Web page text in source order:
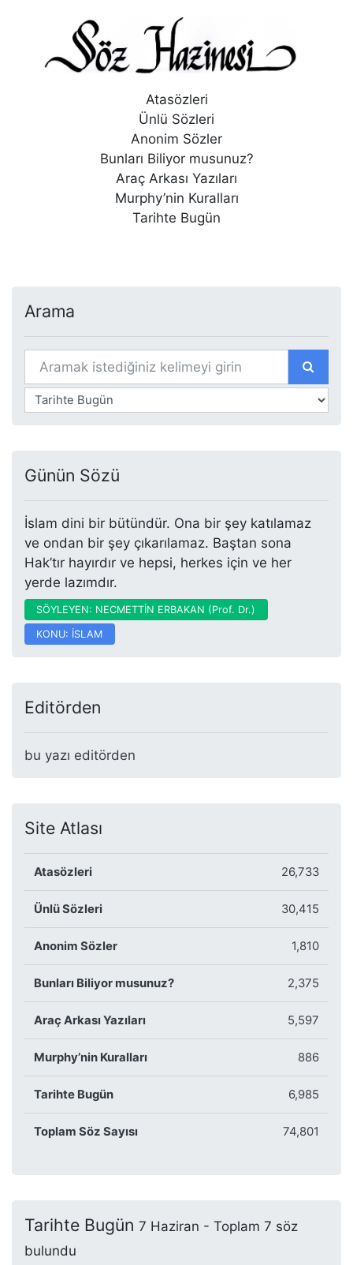
Atasözleri
Ünlü Sözleri
Anonim Sözler
Bunları Biliyor musunuz?
Araç Arkası Yazıları
Murphy’nin Kuralları
Tarihte Bugün
Arama
Günün Sözü
İslam dini bir bütündür. Ona bir şey katılamaz
ve ondan bir şey çıkarılamaz. Baştan sona
Hak’tır hayırdır ve hepsi, herkes için ve her
yerde lazımdır.
SÖYLEYEN: NECMETTİN ERBAKAN (Prof. Dr.)
KONU: İSLAM
Editörden
bu yazı editörden
Site Atlası
Atasözleri 26,733
Ünlü Sözleri 30,415
Anonim Sözler 1,810
Bunları Biliyor musunuz? 2,375
Araç Arkası Yazıları 5,597
Murphy’nin Kuralları 886
Tarihte Bugün 6,985
Toplam Söz Sayısı 74,801
Tarihte Bugün 7 Haziran - Toplam 7 söz
bulundu